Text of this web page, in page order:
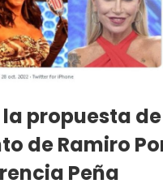
propuesta de
de Ramiro
Peña